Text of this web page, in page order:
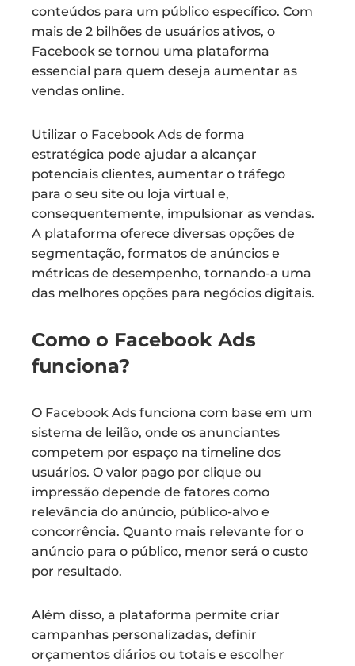
conteúdos para um público específico. Com
mais de 2 bilhões de usuários ativos, o
Facebook se tornou uma plataforma
essencial para quem deseja aumentar as
vendas online.
Utilizar o Facebook Ads de forma
estratégica pode ajudar a alcançar
potenciais clientes, aumentar o tráfego
para o seu site ou loja virtual e,
consequentemente, impulsionar as vendas.
A plataforma oferece diversas opções de
segmentação, formatos de anúncios e
métricas de desempenho, tornando-a uma
das melhores opções para negócios digitais.
Como o Facebook Ads
funciona?
O Facebook Ads funciona com base em um
sistema de leilão, onde os anunciantes
competem por espaço na timeline dos
usuários. O valor pago por clique ou
impressão depende de fatores como
relevância do anúncio, público-alvo e
concorrência. Quanto mais relevante for o
anúncio para o público, menor será o custo
por resultado.
Além disso, a plataforma permite criar
campanhas personalizadas, definir
orçamentos diários ou totais e escolher